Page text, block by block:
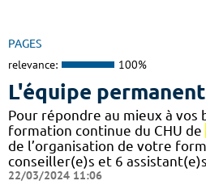
PAGES
relevance: 100%
L'équipe
Pour répondre au mieux à vos
formation continue du CHU de
de l’organisation de votre
conseiller(e)s et 6
22/03/2024 11:06